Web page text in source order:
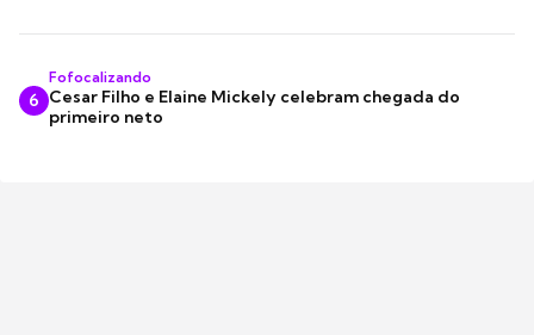
6
Fofocalizando
Cesar Filho e Elaine Mickely celebram chegada do
primeiro neto